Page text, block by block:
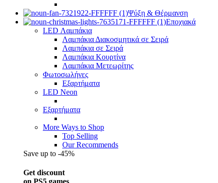
Ψύξη & Θέρμανση
Εποχιακά
LED Λαμπάκια
Λαμπάκια Διακοσμητικά σε Σειρά
Λαμπάκια σε Σειρά
Λαμπάκια Κουρτίνα
Λαμπάκια Μετεωρίτης
Φωτοσωλήνες
Εξαρτήματα
LED Neon
Εξαρτήματα
More Ways to Shop
Top Selling
Our Recommends
Save up to -45%
Get discount